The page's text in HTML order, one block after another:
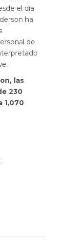
el día
ha
de
las
230
1,070